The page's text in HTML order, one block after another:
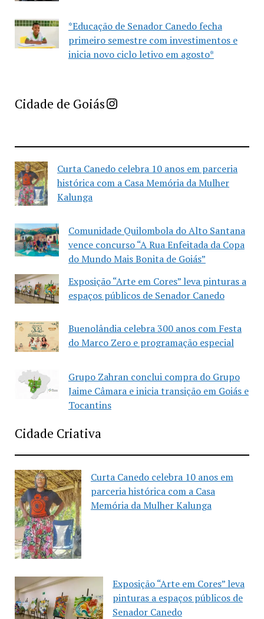
*Educação de Senador Canedo fecha
primeiro semestre com investimentos e
inicia novo ciclo letivo em agosto*
Cidade de GoiásImprensa Criativa da Cidade de Goiás
Curta Canedo celebra 10 anos em parceria
histórica com a Casa Memória da Mulher
Kalunga
Comunidade Quilombola do Alto Santana
vence concurso “A Rua Enfeitada da Copa
do Mundo Mais Bonita de Goiás”
Exposição “Arte em Cores” leva pinturas a
espaços públicos de Senador Canedo
Buenolândia celebra 300 anos com Festa
do Marco Zero e programação especial
Grupo Zahran conclui compra do Grupo
Jaime Câmara e inicia transição em Goiás e
Tocantins
Cidade Criativa
Curta Canedo celebra 10 anos em
parceria histórica com a Casa
Memória da Mulher Kalunga
Exposição “Arte em Cores” leva
pinturas a espaços públicos de
Senador Canedo